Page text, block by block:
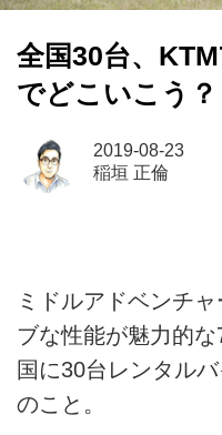
全国30台、
でどこいこう
2019-08-23
稲垣 正倫
ミドルアドベンチ
ブな性能が魅力的
国に30台レンタル
のこと。